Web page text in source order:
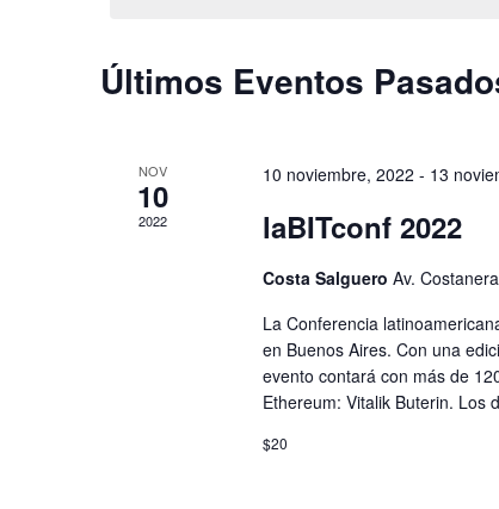
Últimos Eventos
NOV
10
2022
10 noviembre, 2022 - 13
laBITconf 2022
Costa Salguero Av.
La Conferencia
en Buenos Aires. Con una
evento contará con más de
Ethereum: Vitalik Buterin.
$20